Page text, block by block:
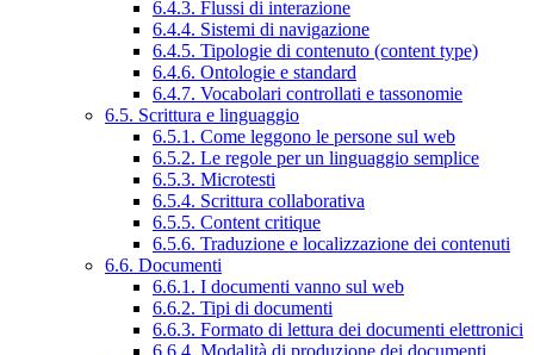
6.4.3. Flussi di interazione
6.4.4. Sistemi di navigazione
6.4.5. Tipologie di contenuto (content type)
6.4.6. Ontologie e standard
6.4.7. Vocabolari controllati e tassonomie
6.5. Scrittura e linguaggio
6.5.1. Come leggono le persone sul web
6.5.2. Le regole per un linguaggio semplice
6.5.3. Microtesti
6.5.4. Scrittura collaborativa
6.5.5. Content critique
6.5.6. Traduzione e localizzazione dei contenuti
6.6. Documenti
6.6.1. I documenti vanno sul web
6.6.2. Tipi di documenti
6.6.3. Formato di lettura dei documenti elettronici
6.6.4. Modalità di produzione dei documenti